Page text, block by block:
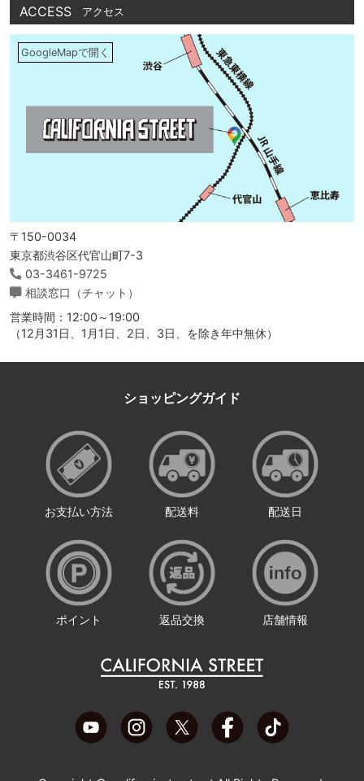
ACCESS アクセス
GoogleMapで開く
〒150-0034
東京都渋谷区代官山町7-3
03-3461-9725
相談窓口（チャット）
営業時間：12:00～19:00
（12月31日、1月1日、2日、3日、を除き年中無休）
ショッピングガイド
お支払い方法 配送料 配送日
ポイント 返品交換 店舗情報